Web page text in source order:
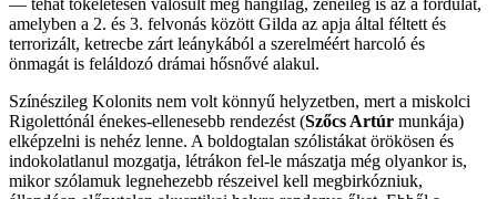
— tehát tökéletesen valósult meg hangilag, zeneileg is az a fordulat,
amelyben a 2. és 3. felvonás között Gilda az apja által féltett és
terrorizált, ketrecbe zárt leánykából a szerelméért harcoló és
önmagát is feláldozó drámai hősnővé alakul.
Színészileg Kolonits nem volt könnyű helyzetben, mert a miskolci
Rigolettónál énekes-ellenesebb rendezést (Szőcs Artúr munkája)
elképzelni is nehéz lenne. A boldogtalan szólistákat örökösen és
indokolatlanul mozgatja, létrákon fel-le mászatja még olyankor is,
mikor szólamuk legnehezebb részeivel kell megbirkózniuk,